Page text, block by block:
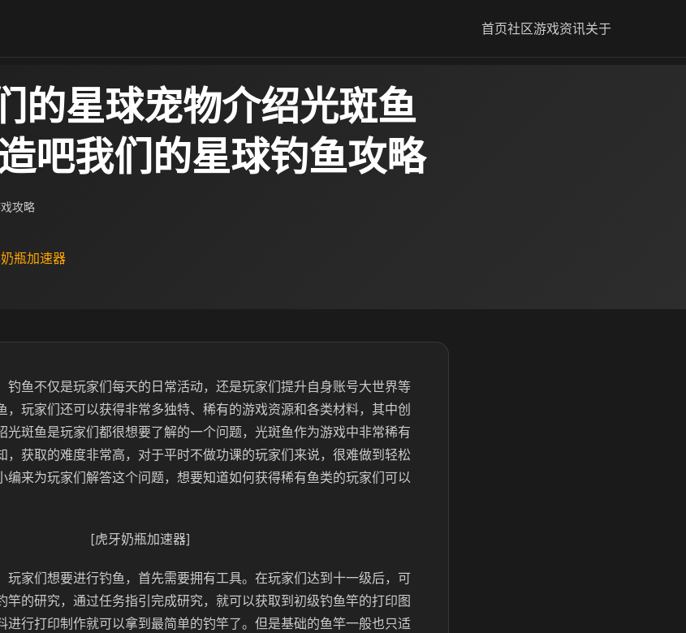
首页社区游戏资讯关于
的星球宠物介绍光斑鱼
吧我们的星球钓鱼攻略
攻略
瓶加速器
钓鱼不仅是玩家们每天的日常活动，还是玩家们提升自身账号大世界等
，玩家们还可以获得非常多独特、稀有的游戏资源和各类材料，其中创
光斑鱼是玩家们都很想要了解的一个问题，光斑鱼作为游戏中非常稀有
，获取的难度非常高，对于平时不做功课的玩家们来说，很难做到轻松
编来为玩家们解答这个问题，想要知道如何获得稀有鱼类的玩家们可以
[虎牙奶瓶加速器]
玩家们想要进行钓鱼，首先需要拥有工具。在玩家们达到十一级后，可
竿的研究，通过任务指引完成研究，就可以获取到初级钓鱼竿的打印图
进行打印制作就可以拿到最简单的钓竿了。但是基础的鱼竿一般也只适